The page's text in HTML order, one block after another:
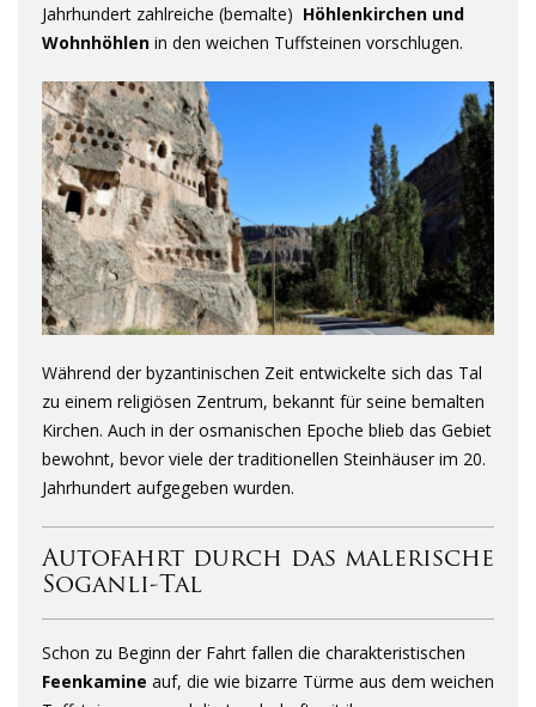
Jahrhundert zahlreiche (bemalte) Höhlenkirchen und
Wohnhöhlen in den weichen Tuffsteinen vorschlugen.
Während der byzantinischen Zeit entwickelte sich das Tal
zu einem religiösen Zentrum, bekannt für seine bemalten
Kirchen. Auch in der osmanischen Epoche blieb das Gebiet
bewohnt, bevor viele der traditionellen Steinhäuser im 20.
Jahrhundert aufgegeben wurden.
Autofahrt durch das malerische
Soganli-Tal
Schon zu Beginn der Fahrt fallen die charakteristischen
Feenkamine auf, die wie bizarre Türme aus dem weichen